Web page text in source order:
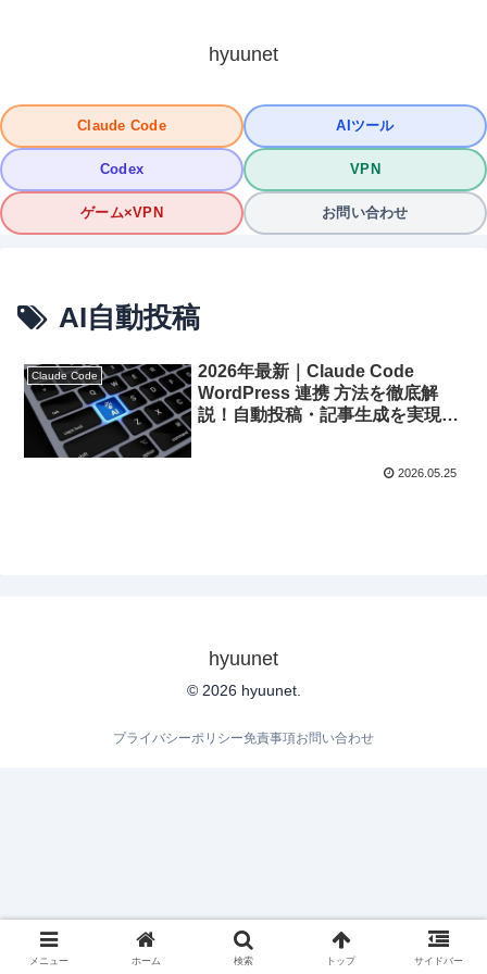
hyuunet
Claude Code AIツール
Codex VPN
ゲーム×VPN お問い合わせ
AI自動投稿
Claude Code
2026年最新｜Claude Code
WordPress 連携 方法を徹底解
説！自動投稿・記事生成を実現す
2026.05.25
hyuunet
© 2026 hyuunet.
プライバシーポリシー免責事項お問い合わせ
メニュー ホーム 検索 トップ サイドバー